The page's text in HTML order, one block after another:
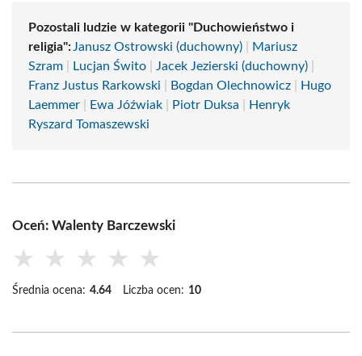
Pozostali ludzie w kategorii "Duchowieństwo i
religia": Janusz Ostrowski (duchowny)
Mariusz
Szram
Lucjan Świto Jacek Jezierski (duchowny)
Franz Justus Rarkowski
Bogdan Olechnowicz
Hugo
Laemmer
Ewa Jóźwiak Piotr Duksa
Henryk
Ryszard Tomaszewski
Oceń: Walenty Barczewski
★ ★ ★ ★ ★
Średnia ocena: 4.64 Liczba ocen: 10